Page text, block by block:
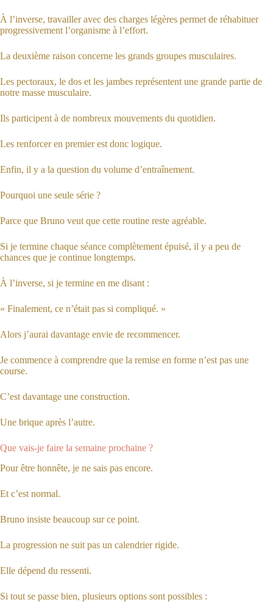
À l’inverse, travailler avec des charges légères permet de réhabituer
progressivement l’organisme à l’effort.
La deuxième raison concerne les grands groupes musculaires.
Les pectoraux, le dos et les jambes représentent une grande partie de
notre masse musculaire.
Ils participent à de nombreux mouvements du quotidien.
Les renforcer en premier est donc logique.
Enfin, il y a la question du volume d’entraînement.
Pourquoi une seule série ?
Parce que Bruno veut que cette routine reste agréable.
Si je termine chaque séance complètement épuisé, il y a peu de
chances que je continue longtemps.
À l’inverse, si je termine en me disant :
« Finalement, ce n’était pas si compliqué. »
Alors j’aurai davantage envie de recommencer.
Je commence à comprendre que la remise en forme n’est pas une
course.
C’est davantage une construction.
Une brique après l’autre.
Que vais-je faire la semaine prochaine ?
Pour être honnête, je ne sais pas encore.
Et c’est normal.
Bruno insiste beaucoup sur ce point.
La progression ne suit pas un calendrier rigide.
Elle dépend du ressenti.
Si tout se passe bien, plusieurs options sont possibles :